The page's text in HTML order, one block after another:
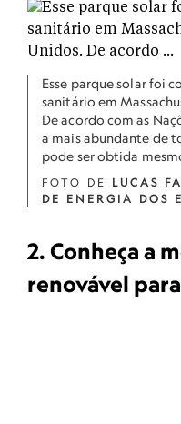
Esse parque solar foi
sanitário em
De acordo com as
a mais abundante de
pode ser obtida
FOTO DE LUCAS
DE ENERGIA DOS
2. Conheça a
renovável